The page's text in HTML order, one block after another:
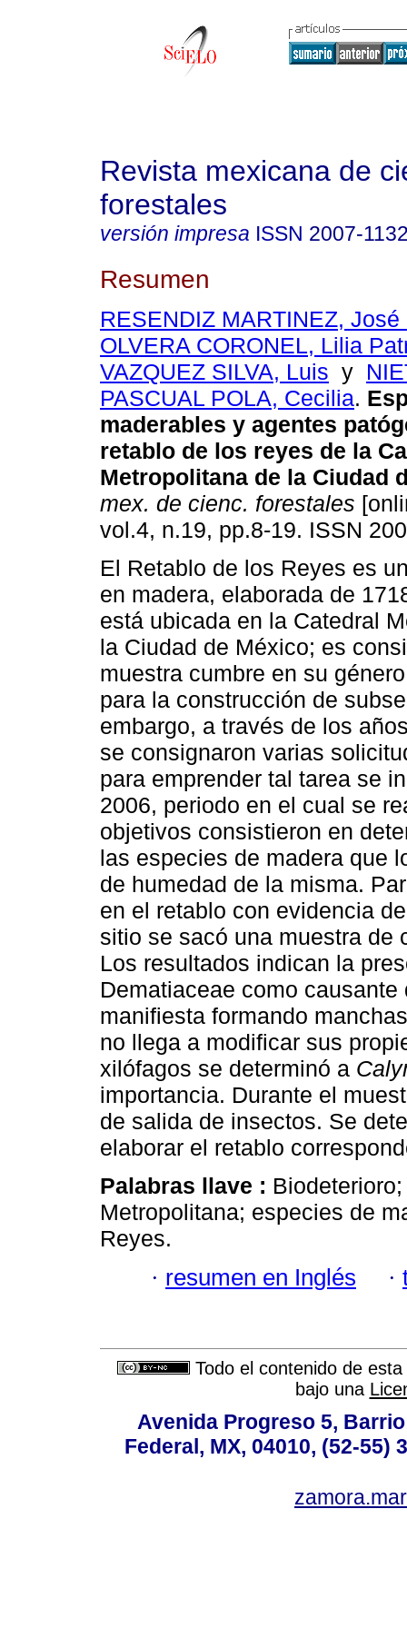
Revista mexicana de
forestales
versión impresa ISSN 2007-
Resumen
RESENDIZ MARTINEZ,
OLVERA CORONEL, Lilia
VAZQUEZ SILVA, Luis y
PASCUAL POLA, Cecilia.
maderables y agentes
retablo de los reyes de la
Metropolitana de la Ciudad
mex. de cienc. forestales
vol.4, n.19, pp.8-19. ISSN
El Retablo de los Reyes es
en madera, elaborada de
está ubicada en la Catedral
la Ciudad de México; es
muestra cumbre en su
para la construcción de
embargo, a través de los
se consignaron varias
para emprender tal tarea se
2006, periodo en el cual se
objetivos consistieron en
las especies de madera que
de humedad de la misma.
en el retablo con evidencia
sitio se sacó una muestra de
Los resultados indican la
Dematiaceae como
manifiesta formando
no llega a modificar sus
xilófagos se determinó a
importancia. Durante el
de salida de insectos. Se
elaborar el retablo
Palabras llave :
Metropolitana; especies de
Reyes.
· resumen en Inglés ·
Todo el contenido de
bajo una
Avenida Progreso 5,
Federal, MX, 04010, (52-55)